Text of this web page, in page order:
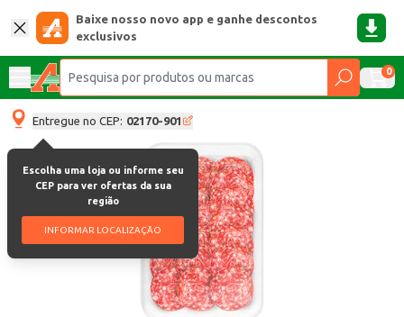
Baixe nosso novo app e ganhe descontos
exclusivos
0
Entregue no CEP: 02170-901
Escolha uma loja ou informe seu
CEP para ver ofertas da sua
região
INFORMAR LOCALIZAÇÃO